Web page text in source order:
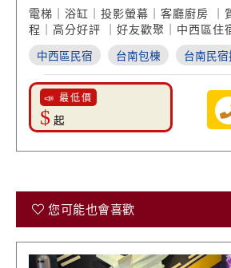
程 高分好評】
電梯｜浴缸｜投影螢幕｜客廳廚房 ｜
程｜高分好評 ｜好友歡聚｜中西區住
中西區民宿 台南包棟 台南民宿
📣 最低價
$ 起
您可能也會喜歡